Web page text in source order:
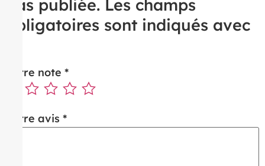
pas publiée. Les champs
obligatoires sont indiqués avec
Votre note *
Votre avis *